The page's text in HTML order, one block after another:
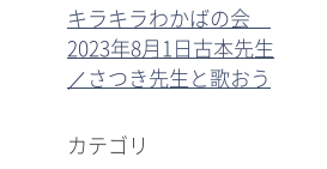
キラキラわかばの会
2023年8月1日古本先生
／さつき先生と歌おう
カテゴリ